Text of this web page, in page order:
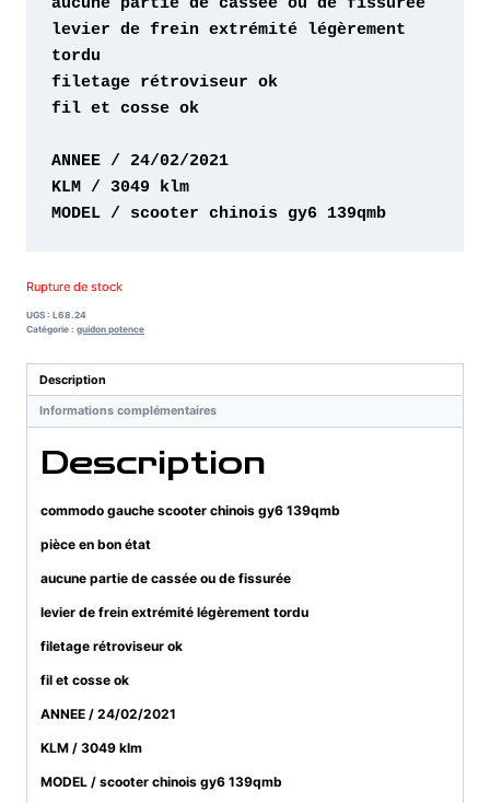
levier de frein extrémité légèrement
fil et cosse ok
ANNEE / 24/02/2021
MODEL / scooter chinois gy6 139qmb
Rupture de stock
UGS : L68.24
Catégorie : guidon potence
Description
Informations complémentaires
Description
commodo gauche scooter chinois gy6 139qmb
pièce en bon état
aucune partie de cassée ou de fissurée
levier de frein extrémité légèrement tordu
filetage rétroviseur ok
fil et cosse ok
ANNEE / 24/02/2021
KLM / 3049 klm
MODEL / scooter chinois gy6 139qmb